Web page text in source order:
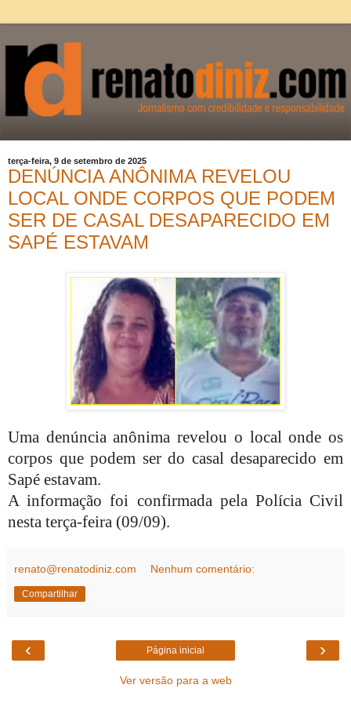
terça-feira, 9 de setembro de 2025
DENÚNCIA ANÔNIMA REVELOU
LOCAL ONDE CORPOS QUE PODEM
SER DE CASAL DESAPARECIDO EM
SAPÉ ESTAVAM
Uma denúncia anônima revelou o local onde os
corpos que podem ser do casal desaparecido em
Sapé estavam.
A informação foi confirmada pela Polícia Civil
nesta terça-feira (09/09).
renato@renatodiniz.com Nenhum comentário:
Compartilhar
‹ ›
Página inicial
Ver versão para a web